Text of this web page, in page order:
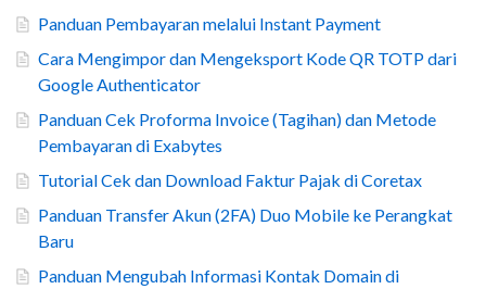
Panduan Pembayaran melalui Instant Payment
Cara Mengimpor dan Mengeksport Kode QR TOTP dari
Google Authenticator
Panduan Cek Proforma Invoice (Tagihan) dan Metode
Pembayaran di Exabytes
Tutorial Cek dan Download Faktur Pajak di Coretax
Panduan Transfer Akun (2FA) Duo Mobile ke Perangkat
Baru
Panduan Mengubah Informasi Kontak Domain di